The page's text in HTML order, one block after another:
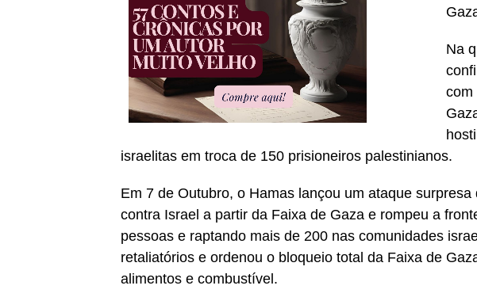
Na
com
israelitas em troca de 150 prisioneiros palestinianos.
Em 7 de Outubro, o Hamas lançou um ataque
contra Israel a partir da Faixa de Gaza e rompeu a
pessoas e raptando mais de 200 nas comunidades
retaliatórios e ordenou o bloqueio total da Faixa de
alimentos e combustível.